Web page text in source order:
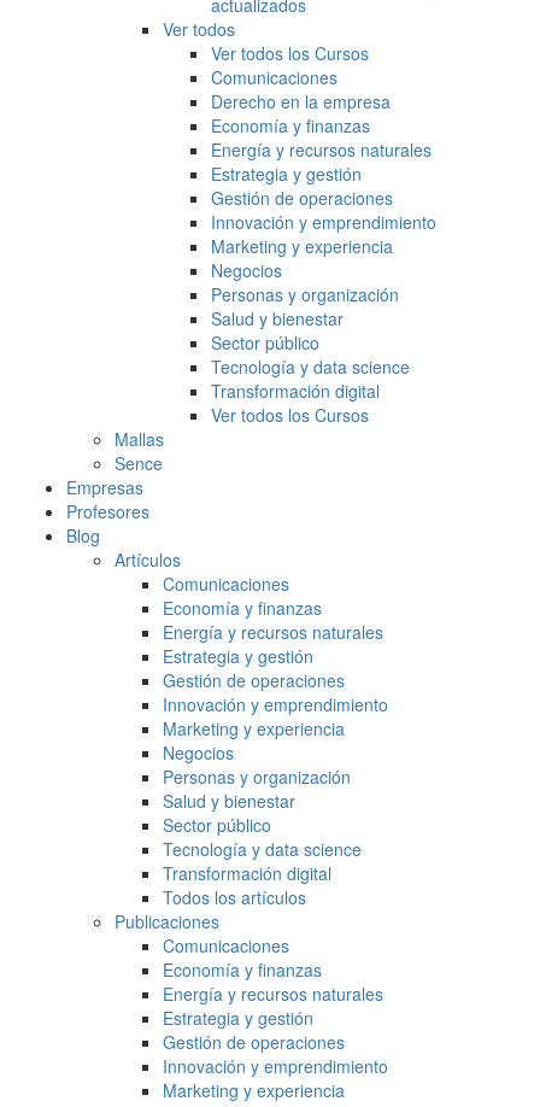
actualizados
Ver todos
Ver todos los Cursos
Comunicaciones
Derecho en la empresa
Economía y finanzas
Energía y recursos naturales
Estrategia y gestión
Gestión de operaciones
Innovación y emprendimiento
Marketing y experiencia
Negocios
Personas y organización
Salud y bienestar
Sector público
Tecnología y data science
Transformación digital
Ver todos los Cursos
Mallas
Sence
Empresas
Profesores
Blog
Artículos
Comunicaciones
Economía y finanzas
Energía y recursos naturales
Estrategia y gestión
Gestión de operaciones
Innovación y emprendimiento
Marketing y experiencia
Negocios
Personas y organización
Salud y bienestar
Sector público
Tecnología y data science
Transformación digital
Todos los artículos
Publicaciones
Comunicaciones
Economía y finanzas
Energía y recursos naturales
Estrategia y gestión
Gestión de operaciones
Innovación y emprendimiento
Marketing y experiencia